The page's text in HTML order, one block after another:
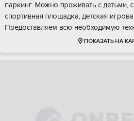
паркинг. Можно проживать с детьми,
спортивная площадка, детская
Предоставляем всю необходимую
ПОКАЗАТЬ НА